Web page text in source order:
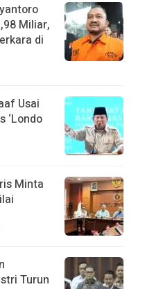
Miliar,
di
Usai
‘Londo
Minta
Turun